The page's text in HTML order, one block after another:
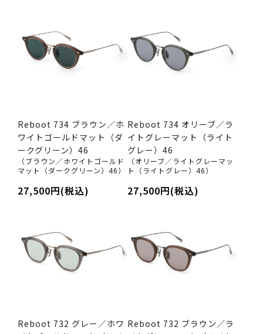
Reboot 734 ブラウン／ホ
ワイトゴールドマット（ダ
ークグリーン）46
（ブラウン／ホワイトゴールド
マット（ダークグリーン）46）
27,500円(税込)
Reboot 734 オリーブ／ラ
イトグレーマット（ライト
グレー）46
（オリーブ／ライトグレーマッ
ト（ライトグレー）46）
27,500円(税込)
Reboot 732 グレー／ホワ Reboot 732 ブラウン／ラ